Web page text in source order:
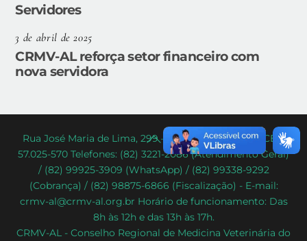
Servidores
3 de abril de 2025
CRMV-AL reforça setor financeiro com
nova servidora
Back
To
Top
Rua José Maria de Lima, 299 – Poço – Maceió/AL – CEP:
57.025-570 Telefones: (82) 3221-2086 (Atendimento Geral)
/ (82) 99925-3909 (WhatsApp) / (82) 99338-9292
(Cobrança) / (82) 98875-6866 (Fiscalização) - E-mail:
crmv-al@crmv-al.org.br Horário de funcionamento: Das
8h às 12h e das 13h às 17h.
CRMV-AL - Conselho Regional de Medicina Veterinária do